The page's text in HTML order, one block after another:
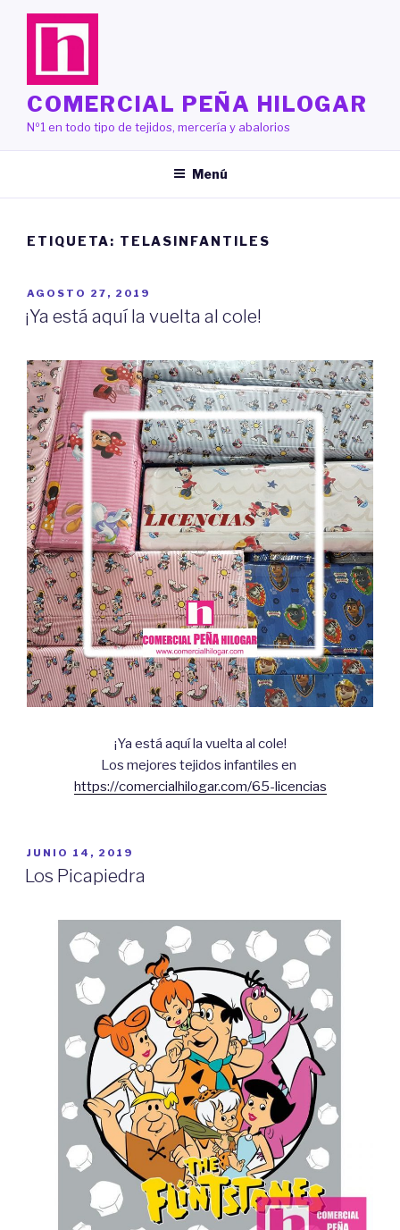
Saltar
COMERCIAL PEÑA HILOGAR
Nº1 en todo tipo de tejidos, mercería y abalorios
Menú
ETIQUETA: TELASINFANTILES
PUBLICADO
EL
AGOSTO 27, 2019
¡Ya está aquí la vuelta al cole!
¡Ya está aquí la vuelta al cole!
Los mejores tejidos infantiles en
https://comercialhilogar.com/65-licencias
PUBLICADO
EL
JUNIO 14, 2019
Los Picapiedra